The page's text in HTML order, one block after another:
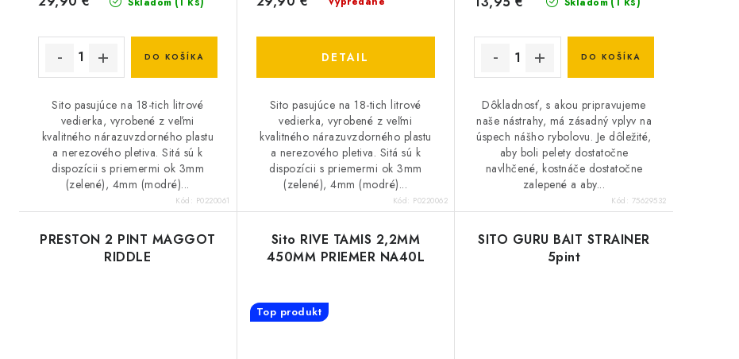
u
k
t
o
v
DO KOŠÍKA
Sito pasujúce na 18-tich litrové
vedierka, vyrobené z veľmi
kvalitného nárazuvzdorného plastu
a nerezového pletiva. Sitá sú k
dispozícii s priemermi ok 3mm
(zelené), 4mm (modré)...
Kód: P0220061
DETAIL
Sito pasujúce na 18-tich litrové
vedierka, vyrobené z veľmi
kvalitného nárazuvzdorného plastu
a nerezového pletiva. Sitá sú k
dispozícii s priemermi ok 3mm
(zelené), 4mm (modré)...
Kód: P0220062
DO KOŠÍKA
Dôkladnosť, s akou pripravujeme
naše nástrahy, má zásadný vplyv na
úspech nášho rybolovu. Je dôležité,
aby boli pelety dostatočne
navlhčené, kostnáče dostatočne
zalepené a aby...
Kód: 75629532
PRESTON 2 PINT MAGGOT
RIDDLE
Sito RIVE TAMIS 2,2MM
450MM PRIEMER NA40L
Top produkt
SITO GURU BAIT STRAINER
5pint